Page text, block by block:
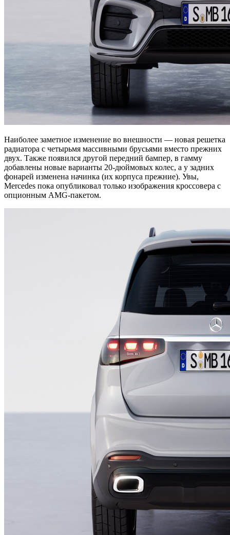
Наиболее заметное изменение во внешности — новая решетка
радиатора с четырьмя массивными брусьями вместо прежних
двух. Также появился другой передний бампер, в гамму
добавлены новые варианты 20-дюймовых колес, а у задних
фонарей изменена начинка (их корпуса прежние). Увы,
Mercedes пока опубликовал только изображения кроссовера с
опционным AMG-пакетом.